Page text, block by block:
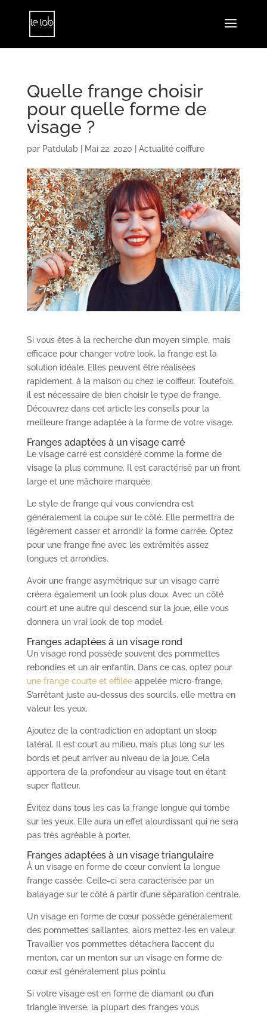
Quelle frange choisir
pour quelle forme de
visage ?
par Patdulab| Mai 22, 2020 Actualité coiffure
Si vous êtes à la recherche d’un moyen simple, mais
efficace pour changer votre look, la frange est la
solution idéale. Elles peuvent être réalisées
rapidement, à la maison ou chez le coiffeur. Toutefois,
il est nécessaire de bien choisir le type de frange.
Découvrez dans cet article les conseils pour la
meilleure frange adaptée à la forme de votre visage.
Franges adaptées à un visage carré
Le visage carré est considéré comme la forme de
visage la plus commune. Il est caractérisé par un front
large et une mâchoire marquée.
Le style de frange qui vous conviendra est
généralement la coupe sur le côté. Elle permettra de
légèrement casser et arrondir la forme carrée. Optez
pour une frange fine avec les extrémités assez
longues et arrondies.
Avoir une frange asymétrique sur un visage carré
créera également un look plus doux. Avec un côté
court et une autre qui descend sur la joue, elle vous
donnera un vrai look de top model.
Franges adaptées à un visage rond
Un visage rond possède souvent des pommettes
rebondies et un air enfantin. Dans ce cas, optez pour
une frange courte et effiléeappelée micro-frange.
S’arrêtant juste au-dessus des sourcils, elle mettra en
valeur les yeux.
Ajoutez de la contradiction en adoptant un sloop
latéral. Il est court au milieu, mais plus long sur les
bords et peut arriver au niveau de la joue. Cela
apportera de la profondeur au visage tout en étant
super flatteur.
Évitez dans tous les cas la frange longue qui tombe
sur les yeux. Elle aura un effet alourdissant qui ne sera
pas très agréable à porter.
Franges adaptées à un visage triangulaire
À un visage en forme de cœur convient la longue
frange cassée. Celle-ci sera caractérisée par un
balayage sur le côté à partir d’une séparation centrale.
Un visage en forme de cœur possède généralement
des pommettes saillantes, alors mettez-les en valeur.
Travailler vos pommettes détachera l’accent du
menton, car un menton sur un visage en forme de
cœur est généralement plus pointu.
Si votre visage est en forme de diamant ou d’un
triangle inversé, la plupart des franges vous